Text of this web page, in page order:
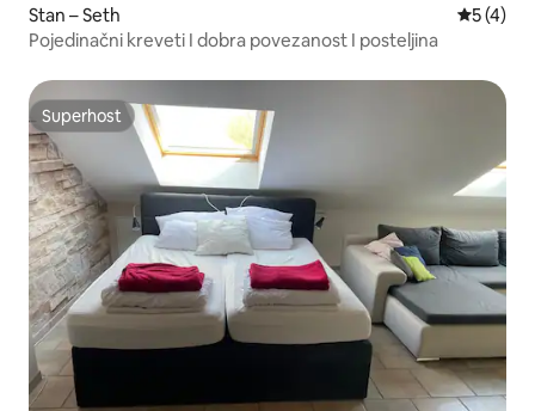
Stan – Seth
5 (4)
Pojedinačni kreveti I dobra povezanost I posteljina
Superhost
Superhost